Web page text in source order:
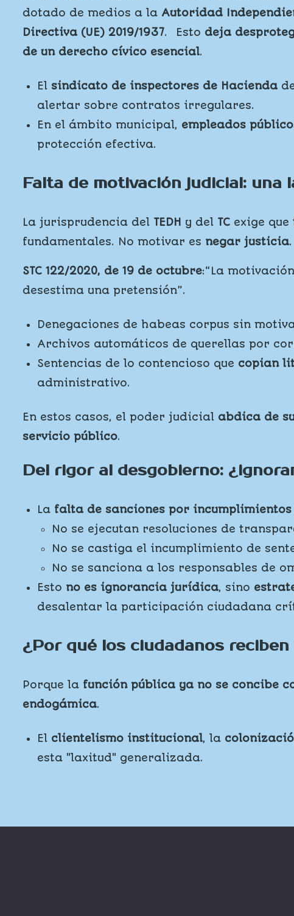
dotado de medios a la Autoridad
Directiva (UE) 2019/1937. Esto deja
de un derecho cívico esencial.
El sindicato de inspectores de Hacienda
alertar sobre contratos irregulares.
En el ámbito municipal, empleados
protección efectiva.
Falta de motivación judicial:
La jurisprudencia del TEDH y del TC exige que
fundamentales. No motivar es negar justicia.
STC 122/2020, de 19 de octubre:“La
desestima una pretensión”.
Denegaciones de habeas corpus sin
Archivos automáticos de querellas por
Sentencias de lo contencioso que copian
administrativo.
En estos casos, el poder judicial abdica de
servicio público.
Del rigor al desgobierno:
La falta de sanciones por incumplimientos
No se ejecutan resoluciones de
No se castiga el incumplimiento de
No se sanciona a los responsables de
Esto no es ignorancia jurídica, sino
desalentar la participación ciudadana
¿Por qué los ciudadanos
Porque la función pública ya no se concibe
endogámica.
El clientelismo institucional, la
esta "laxitud" generalizada.